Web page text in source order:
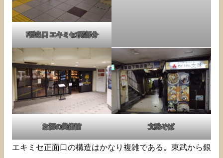
7番出口 エキミセ1階部分
お酒の美術館 文殊そば
エキミセ正面口の構造はかなり複雑である。東武から銀